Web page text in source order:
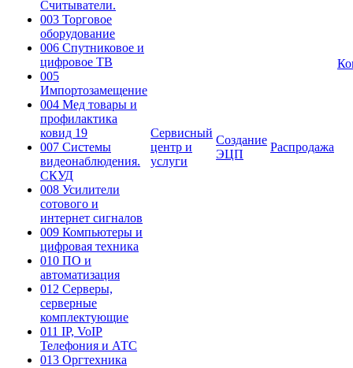
Считыватели.
003 Торговое
оборудование
006 Спутниковое и
цифровое ТВ
005
Импортозамещение
004 Мед товары и
профилактика
ковид 19
007 Системы
видеонаблюдения.
СКУД
008 Усилители
сотового и
интернет сигналов
009 Компьютеры и
цифровая техника
010 ПО и
автоматизация
012 Серверы,
серверные
комплектующие
011 IP, VoIP
Телефония и АТС
013 Оргтехника
Сервисный
центр и
услуги
Создание
ЭЦП
Распродажа